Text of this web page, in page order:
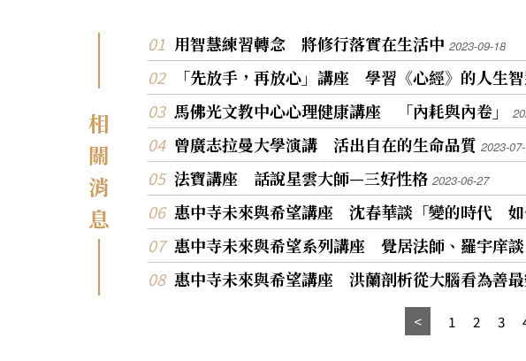
重新配置這些資產。 在科技快速更迭的AI時代，瓦
基認為這反而是重新審視「人的本質」與認識自我
的最佳契機。當AI能高效處理繁雜任務時，我們更
應主動拿回人生的方向盤，拒絕盲目追求外界的標
準答案，轉而思考屬於自己的「人生申論題」。他
強調，我們必須將焦慮視為提醒在乎事物，學會過
濾他人的期待，並靈活運用情境智慧的思考模型來
解析現況。 講座最後，瓦基提醒唯有透過持續的自
覺與行動，才能在充滿未知的變動中，掌握前進的
節奏，重新主導自己的人生航向。
生的終極目
表示，自己
一天，珍惜
歷經高峰與
轉而投入培
人分享生命故事。 接班人們也從各
程帶來啟發
故事，提醒
安穩，而非
地方，在於
外科執行
美，而應堅持適度與
貞分享，從
陷過動特質
更多孩子
往往不是環境，
性，傾向減少負擔，因此當我們花心思去「算計別
人」時，會極度耗費腦力，這對大腦健康極為不
利。人類是群居動物，分享與溝通比知識更重要，
和諧共生不僅是道德選擇，更是生存的必要條件。
洪蘭強調，情緒主控權掌握在自己手中。根據大腦
與身體的雙向回饋機制，行為會影響心境。強迫自
己微笑或咬著鉛筆（模擬微笑表情），能降低疼痛
感並啟動副交感神經，幫助放鬆。臨床實驗發現，
利用肉毒桿菌讓病人無法皺眉後，其負面情緒與憂
鬱症狀會顯著減輕，證明了「不皺眉」能反向抑制
大腦的憤怒感。 「正向思考與主控權，是活得更長
壽的秘訣。」洪蘭提到，對未來抱持希望與擁有
「主控權」是減輕壓力的關鍵。研究顯示，認為自
己身體健康的老人，死亡率僅為悲觀者的一半。呼
籲大眾，事情發生後應看重結果而非情緒，透過教
山教育基金
已邁入第九
力量」，不
兌現了重新
廣閱讀的過
店，並分享
水「爬上坡
手的一段對
跨文化藩籬
港，即便經
10元協助無
二位是嘉義
放小，路才
我膨脹走向
讀能補足單
原本偏好
相
關
消
息
用智慧練習轉念 將修行落實在生活中 2023-09-18
「先放手，再放心」講座 學習《心經》的人生
馬佛光文教中心心理健康講座 「內耗與內卷」
曾廣志拉曼大學演講 活出自在的生命品質 2023-
法寶講座 話說星雲大師—三好性格 2023-06-27
惠中寺未來與希望講座 沈春華談「變的時代 如
惠中寺未來與希望系列講座 覺居法師、羅宇庠談
惠中寺未來與希望講座 洪蘭剖析從大腦看為善
1 2 3